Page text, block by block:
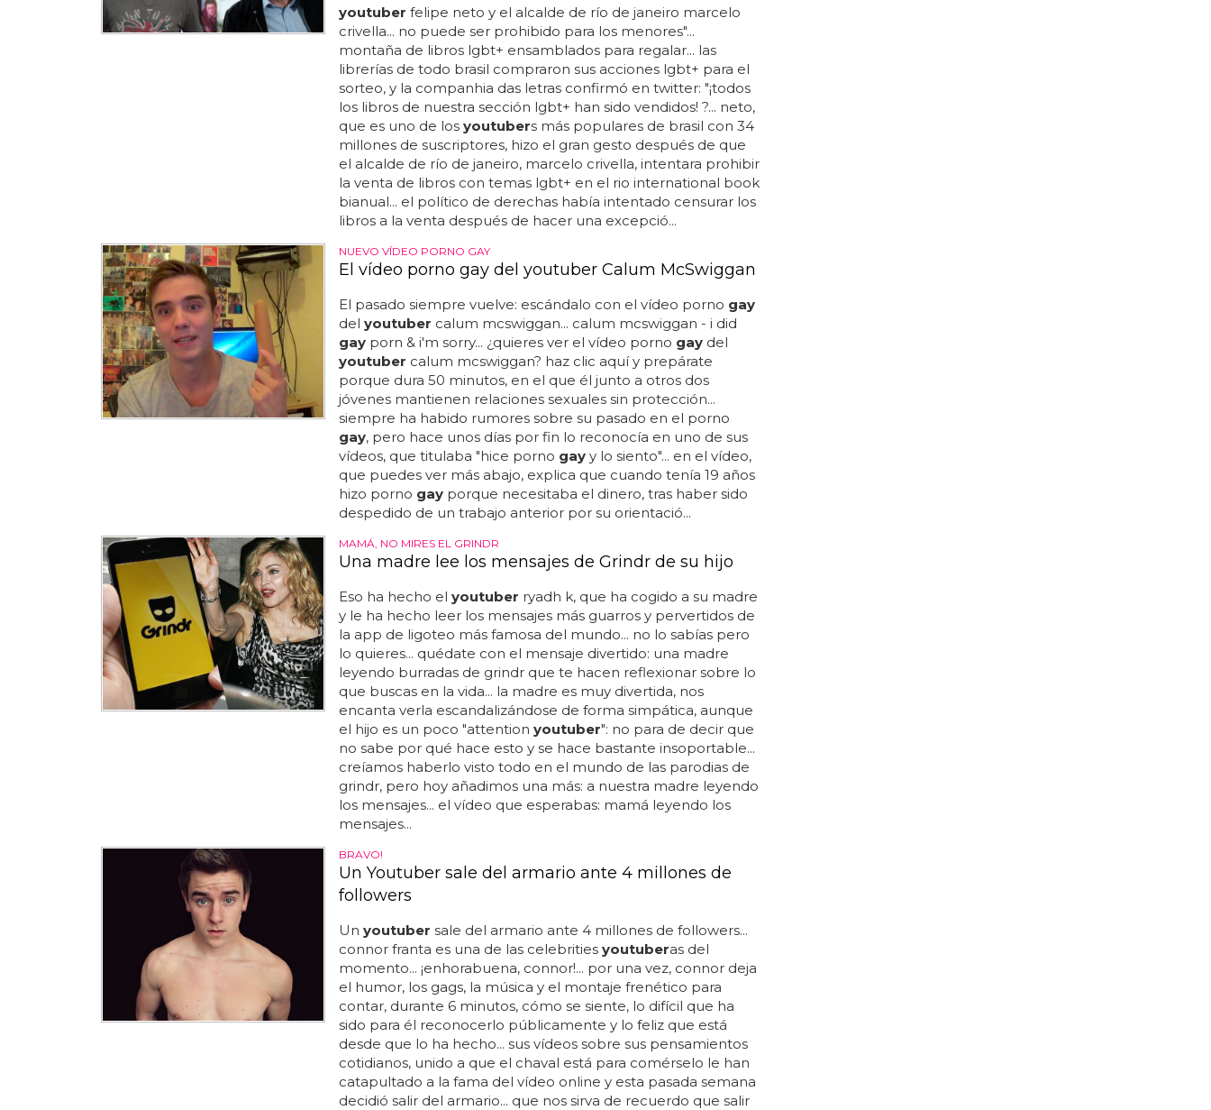
youtuber felipe neto y el alcalde de río de janeiro marcelo
crivella... no puede ser prohibido para los menores"...
montaña de libros lgbt+ ensamblados para regalar... las
librerías de todo brasil compraron sus acciones lgbt+ para el
sorteo, y la companhia das letras confirmó en twitter: "¡todos
los libros de nuestra sección lgbt+ han sido vendidos! ?... neto,
que es uno de los youtubers más populares de brasil con 34
millones de suscriptores, hizo el gran gesto después de que
el alcalde de río de janeiro, marcelo crivella, intentara prohibir
la venta de libros con temas lgbt+ en el rio international book
bianual... el político de derechas había intentado censurar los
libros a la venta después de hacer una excepció...
NUEVO VÍDEO PORNO GAY
El vídeo porno gay del youtuber Calum McSwiggan
El pasado siempre vuelve: escándalo con el vídeo porno gay
del youtuber calum mcswiggan... calum mcswiggan - i did
gayporn & i'm sorry... ¿quieres ver el vídeo porno gaydel
youtuber calum mcswiggan? haz clic aquí y prepárate
porque dura 50 minutos, en el que él junto a otros dos
jóvenes mantienen relaciones sexuales sin protección...
siempre ha habido rumores sobre su pasado en el porno
gay, pero hace unos días por fin lo reconocía en uno de sus
vídeos, que titulaba "hice porno gayy lo siento"... en el vídeo,
que puedes ver más abajo, explica que cuando tenía 19 años
hizo porno gayporque necesitaba el dinero, tras haber sido
despedido de un trabajo anterior por su orientació...
MAMÁ, NO MIRES EL GRINDR
Una madre lee los mensajes de Grindr de su hijo
Eso ha hecho el youtuber ryadh k, que ha cogido a su madre
y le ha hecho leer los mensajes más guarros y pervertidos de
la app de ligoteo más famosa del mundo... no lo sabías pero
lo quieres... quédate con el mensaje divertido: una madre
leyendo burradas de grindr que te hacen reflexionar sobre lo
que buscas en la vida... la madre es muy divertida, nos
encanta verla escandalizándose de forma simpática, aunque
el hijo es un poco "attention youtuber": no para de decir que
no sabe por qué hace esto y se hace bastante insoportable...
creíamos haberlo visto todo en el mundo de las parodias de
grindr, pero hoy añadimos una más: a nuestra madre leyendo
los mensajes... el vídeo que esperabas: mamá leyendo los
mensajes...
BRAVO!
Un Youtuber sale del armario ante 4 millones de
followers
Un youtuber sale del armario ante 4 millones de followers...
connor franta es una de las celebrities youtuberas del
momento... ¡enhorabuena, connor!... por una vez, connor deja
el humor, los gags, la música y el montaje frenético para
contar, durante 6 minutos, cómo se siente, lo difícil que ha
sido para él reconocerlo públicamente y lo feliz que está
desde que lo ha hecho... sus vídeos sobre sus pensamientos
cotidianos, unido a que el chaval está para comérselo le han
catapultado a la fama del vídeo online y esta pasada semana
decidió salir del armario... que nos sirva de recuerdo que salir